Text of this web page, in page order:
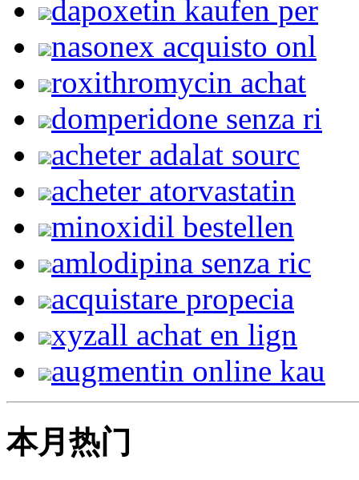
dapoxetin kaufen per
nasonex acquisto onl
roxithromycin achat
domperidone senza ri
acheter adalat sourc
acheter atorvastatin
minoxidil bestellen
amlodipina senza ric
acquistare propecia
xyzall achat en lign
augmentin online kau
本月热门